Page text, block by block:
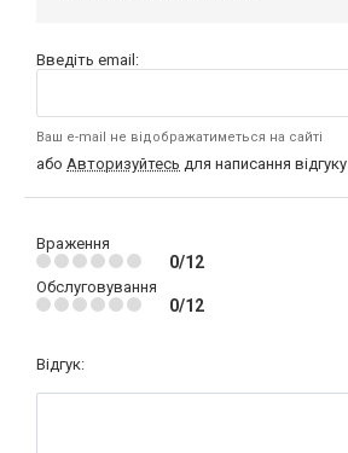
Введіть email:
Ваш e-mail не відображатиметься на сайті
або Авторизуйтесь для написання відгуку
Враження
0/12
Обслуговування
0/12
Відгук: